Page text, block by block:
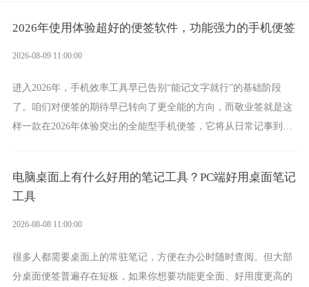
2026年使用体验超好的便签软件，功能强力的手机便签
2026-08-09 11:00:00
进入2026年，手机效率工具早已告别“能记文字就行”的基础阶段
了。咱们对便签的期待早已转向了更全能的方向，而敬业签就是这
样一款在2026年体验突出的全能型手机便签，它将从日常记事到时
电脑桌面上有什么好用的笔记工具？PC端好用桌面笔记
工具
2026-08-08 11:00:00
很多人都需要桌面上的常驻笔记，方便在办公时随时查阅。但大部
分桌面便签普遍存在短板，如果你想要功能更全面、好用度更高的